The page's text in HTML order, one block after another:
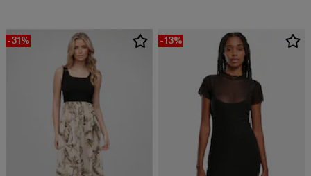
-31% -13%